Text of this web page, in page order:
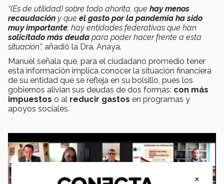
“(Es de utilidad) sobre todo ahorita, que hay menos
recaudación y que el gasto por la pandemia ha sido
muy importante; hay entidades federativas que han
solicitado más deuda para poder hacer frente a esta
situación”, añadió la Dra. Anaya.
Manuel señala que, para el ciudadano promedio tener
esta información implica conocer la situación financiera
de su entidad que se refleja en su bolsillo, pues los
gobiernos alivian sus deudas de dos formas: con más
impuestos o al reducir gastos en programas y
apoyos sociales.
×